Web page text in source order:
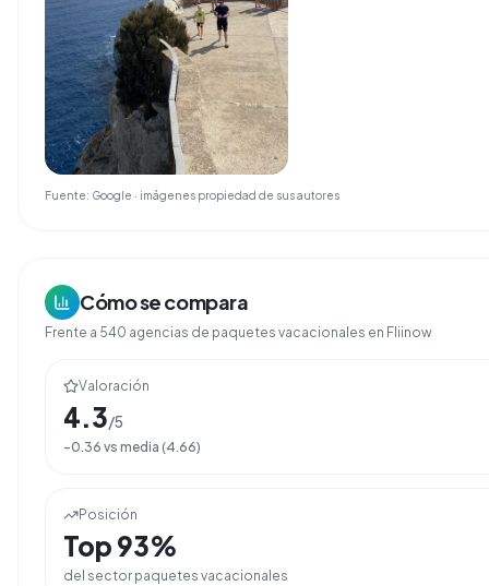
Fuente: Google · imágenes propiedad de sus autores
Cómo se compara
Frente a 540 agencias de paquetes vacacionales en Fliinow
Valoración
4.3/5
-0.36 vs media (4.66)
Posición
Top 93%
del sector paquetes vacacionales